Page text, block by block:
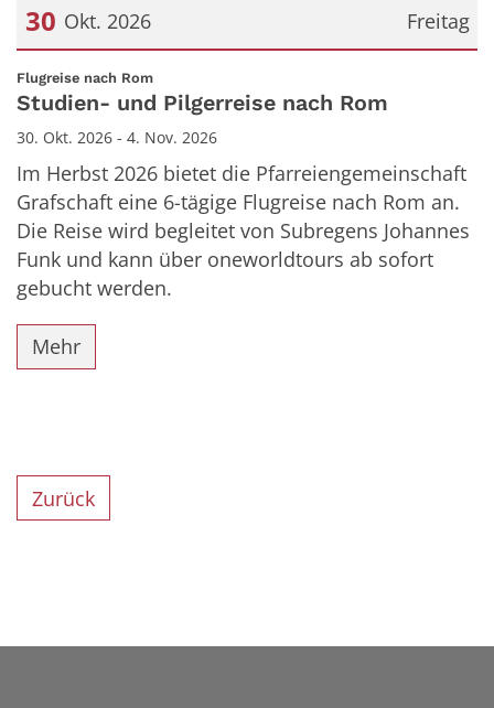
Freitag
30 Okt. 2026
Datum: 30. Oktober 2026
Flugreise nach Rom:
Studien- und Pilgerreise nach Rom
30. Okt. 2026 - 4. Nov. 2026
Im Herbst 2026 bietet die Pfarreiengemeinschaft
Grafschaft eine 6-tägige Flugreise nach Rom an.
Die Reise wird begleitet von Subregens Johannes
Funk und kann über oneworldtours ab sofort
gebucht werden.
Mehr
Zurück